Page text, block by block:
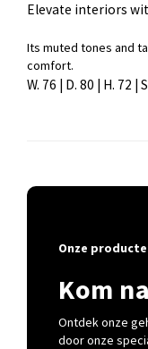
Elevate interiors
Its muted tones and
comfort.
W. 76 | D. 80 | H. 72 |
Onze
Kom
Ontdek onze
door onze